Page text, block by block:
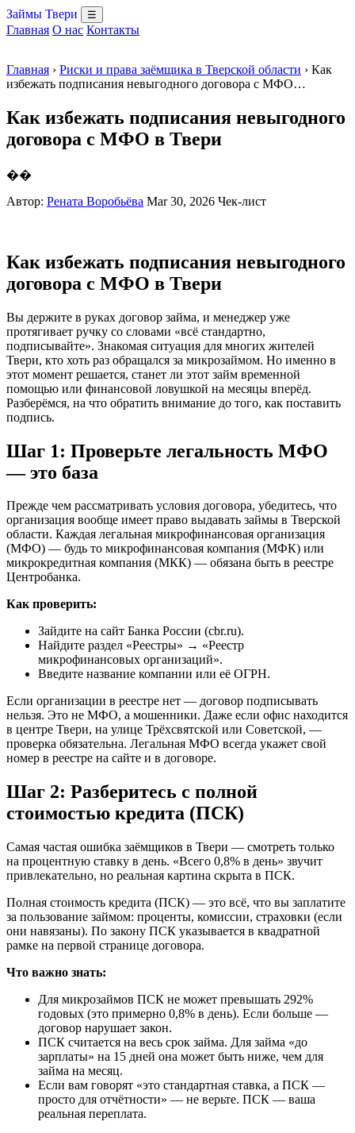
Займы Твери ☰
Главная О нас Контакты
Главная › Риски и права заёмщика в Тверской области › Как
избежать подписания невыгодного договора с МФО…
Как избежать подписания невыгодного
договора с МФО в Твери
��
Автор: Рената Воробьёва Mar 30, 2026 Чек-лист
Как избежать подписания невыгодного
договора с МФО в Твери
Вы держите в руках договор займа, и менеджер уже
протягивает ручку со словами «всё стандартно,
подписывайте». Знакомая ситуация для многих жителей
Твери, кто хоть раз обращался за микрозаймом. Но именно в
этот момент решается, станет ли этот займ временной
помощью или финансовой ловушкой на месяцы вперёд.
Разберёмся, на что обратить внимание до того, как поставить
подпись.
Шаг 1: Проверьте легальность МФО
— это база
Прежде чем рассматривать условия договора, убедитесь, что
организация вообще имеет право выдавать займы в Тверской
области. Каждая легальная микрофинансовая организация
(МФО) — будь то микрофинансовая компания (МФК) или
микрокредитная компания (МКК) — обязана быть в реестре
Центробанка.
Как проверить:
Зайдите на сайт Банка России (cbr.ru).
Найдите раздел «Реестры» → «Реестр
микрофинансовых организаций».
Введите название компании или её ОГРН.
Если организации в реестре нет — договор подписывать
нельзя. Это не МФО, а мошенники. Даже если офис находится
в центре Твери, на улице Трёхсвятской или Советской, —
проверка обязательна. Легальная МФО всегда укажет свой
номер в реестре на сайте и в договоре.
Шаг 2: Разберитесь с полной
стоимостью кредита (ПСК)
Самая частая ошибка заёмщиков в Твери — смотреть только
на процентную ставку в день. «Всего 0,8% в день» звучит
привлекательно, но реальная картина скрыта в ПСК.
Полная стоимость кредита (ПСК) — это всё, что вы заплатите
за пользование займом: проценты, комиссии, страховки (если
они навязаны). По закону ПСК указывается в квадратной
рамке на первой странице договора.
Что важно знать:
Для микрозаймов ПСК не может превышать 292%
годовых (это примерно 0,8% в день). Если больше —
договор нарушает закон.
ПСК считается на весь срок займа. Для займа «до
зарплаты» на 15 дней она может быть ниже, чем для
займа на месяц.
Если вам говорят «это стандартная ставка, а ПСК —
просто для отчётности» — не верьте. ПСК — ваша
реальная переплата.